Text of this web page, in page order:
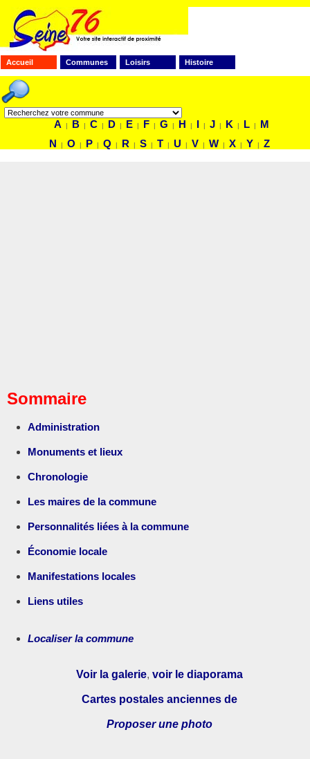
Accueil Communes Loisirs Histoire
A | B | C | D | E | F | G | H | I | J | K | L |
M
N
| O | P | Q | R | S | T | U | V | W | X | Y | Z
Sommaire
Administration
Monuments et lieux
Chronologie
Les maires de la commune
Personnalités liées à la commune
Économie locale
Manifestations locales
Liens utiles
Localiser la commune
Voir la galerie, voir le diaporama
Cartes postales anciennes de
Proposer une photo